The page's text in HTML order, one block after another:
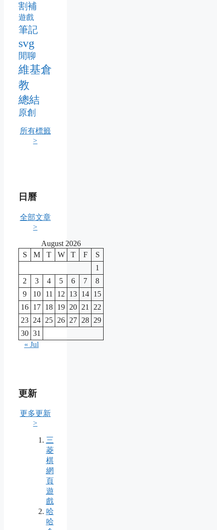
割補
遊戲
筆記
svg
閒聊
維基倉
教
總結
原創
所有標籤
>
日曆
全部文章
>
August 2026
S
M T W T F
S
1
2
3 4 5 6 7
8
9
10 11 12 13 14 15
16 17 18 19 20 21
22
23 24 25 26 27 28 29
30 31
« Jul
更新
更多更新
>
三
菱
棋
網
頁
遊
戲
哈
哈